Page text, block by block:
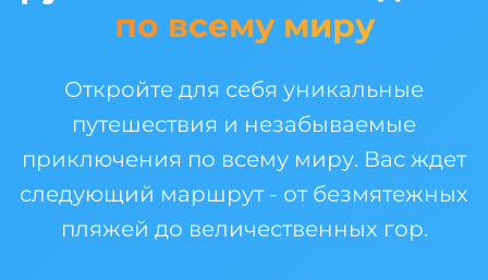
по всему миру
Откройте для себя уникальные
путешествия и незабываемые
приключения по всему миру. Вас ждет
следующий маршрут - от безмятежных
пляжей до величественных гор.